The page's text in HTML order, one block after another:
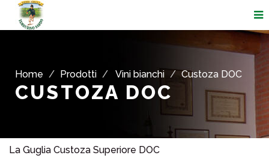
Home Prodotti Vini bianchi Custoza DOC
CUSTOZA DOC
La Guglia Custoza Superiore DOC